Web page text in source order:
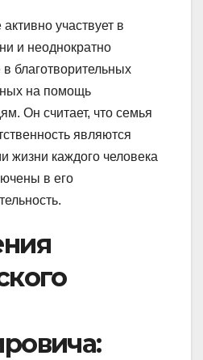
участвует в
и неоднократно
благотворительных
на помощь
Он считает, что семья
являются
жизни каждого человека
в его